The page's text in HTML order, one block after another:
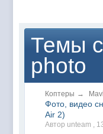
Темы
photo
Коптеры →
Фото, видео
Air 2)
Автор unteam ,